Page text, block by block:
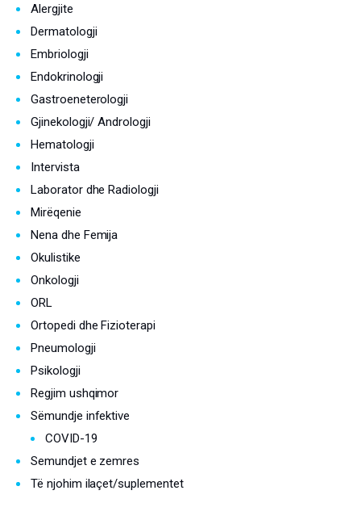
COVID-19
Risite shkencore dhe mjekesore per COVID-19
Semundjet e zemres
Të njohim ilaçet/suplementet
Alergjite
Dermatologji
Embriologji
Endokrinologji
Gastroeneterologji
Gjinekologji/ Andrologji
Hematologji
Intervista
Laborator dhe Radiologji
Mirëqenie
Nena dhe Femija
Okulistike
Onkologji
ORL
Ortopedi dhe Fizioterapi
Pneumologji
Psikologji
Regjim ushqimor
Sëmundje infektive
COVID-19
Semundjet e zemres
Të njohim ilaçet/suplementet